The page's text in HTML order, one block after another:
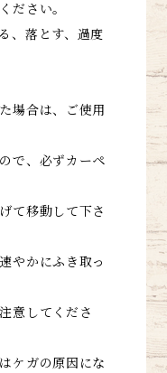
ださい。
、落とす、過度
場合は、ご使用
で、必ずカーペ
て移動して下さ
やかにふき取っ
意してくださ
ケガの原因にな